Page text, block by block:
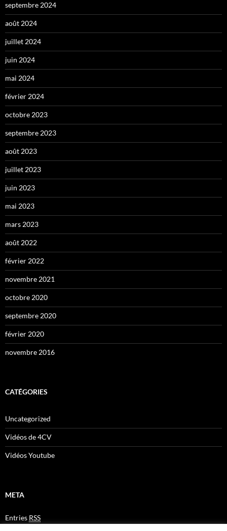
septembre 2024
août 2024
juillet 2024
juin 2024
mai 2024
février 2024
octobre 2023
septembre 2023
août 2023
juillet 2023
juin 2023
mai 2023
mars 2023
août 2022
février 2022
novembre 2021
octobre 2020
septembre 2020
février 2020
novembre 2016
CATÉGORIES
Uncategorized
Vidéos de 4CV
Vidéos Youtube
META
Entries RSS
CommentsRSS